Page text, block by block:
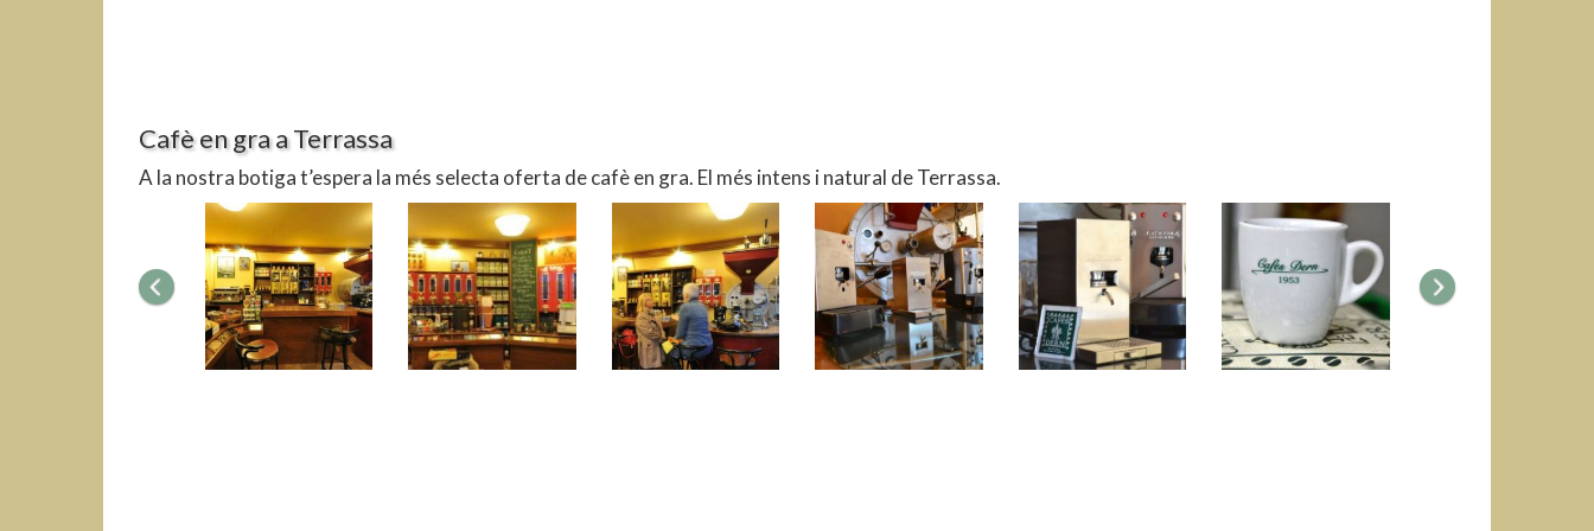
Cafè en gra a Terrassa
A la nostra botiga t’espera la més selecta oferta de cafè en gra. El més intens i natural de Terrassa.
Anterior